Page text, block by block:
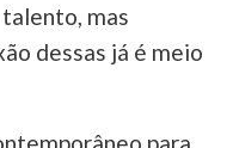
mas
dessas já é meio
para